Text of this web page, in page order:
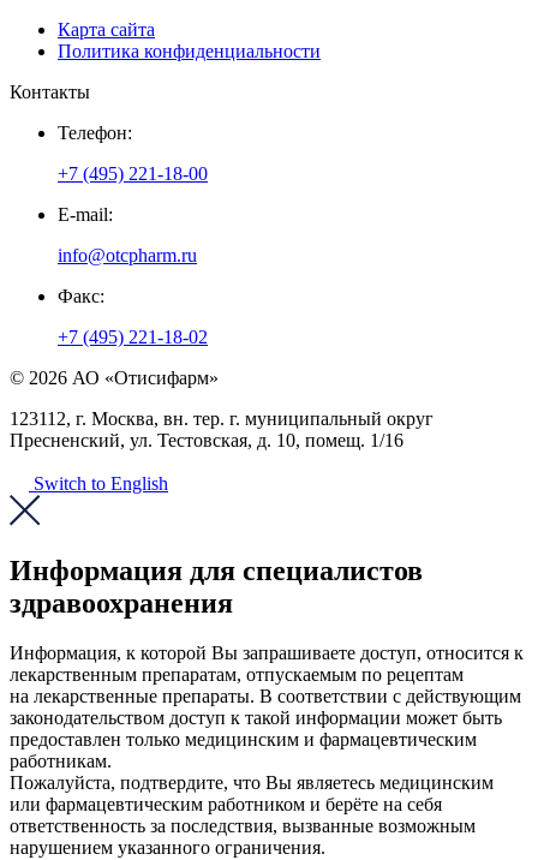
Карта сайта
Политика конфиденциальности
Контакты
Телефон:
+7 (495) 221-18-00
E-mail:
info@otcpharm.ru
Факс:
+7 (495) 221-18-02
© 2026 АО «Отисифарм»
123112, г. Москва, вн. тер. г. муниципальный округ
Пресненский, ул. Тестовская, д. 10, помещ. 1/16
Switch to English
Информация для специалистов
здравоохранения
Информация, к которой Вы запрашиваете доступ, относится к
лекарственным препаратам, отпускаемым по рецептам
на лекарственные препараты. В соответствии с действующим
законодательством доступ к такой информации может быть
предоставлен только медицинским и фармацевтическим
работникам.
Пожалуйста, подтвердите, что Вы являетесь медицинским
или фармацевтическим работником и берёте на себя
ответственность за последствия, вызванные возможным
нарушением указанного ограничения.